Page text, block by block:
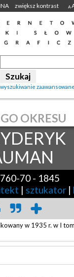
zwiększ kontrast A
wyszukiwanie zaawansowane
OKRESU
70 - 1845
| sztukator |
w 1935 r. w I